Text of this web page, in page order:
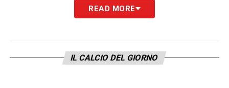
LA PLAYLIST DELLE NOSTRE TOP NEWS
READ MORE
IL CALCIO DEL GIORNO